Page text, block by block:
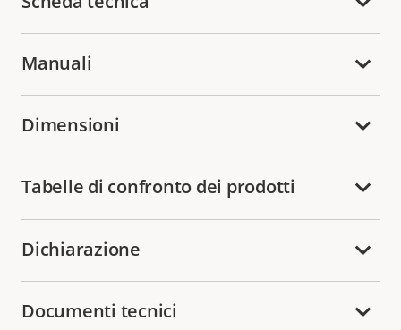
Manuali
Dimensioni
Tabelle di confronto dei prodotti
Dichiarazione
Documenti tecnici